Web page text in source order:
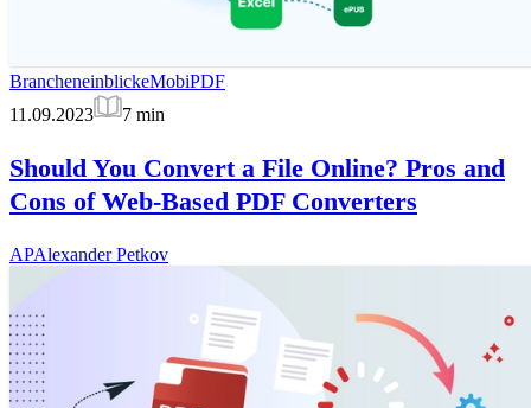
BrancheneinblickeMobiPDF
11.09.2023
7 min
Should You Convert a File Online? Pros and
Cons of Web-Based PDF Converters
APAlexander Petkov